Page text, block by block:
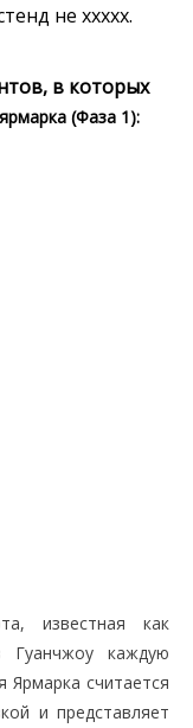
не ххххх.
в которых
(Фаза 1):
известная как
Гуанчжоу каждую
Ярмарка считается
и представляет